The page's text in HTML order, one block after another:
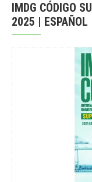
IMDG CÓDIGO
2025 | ESPAÑOL